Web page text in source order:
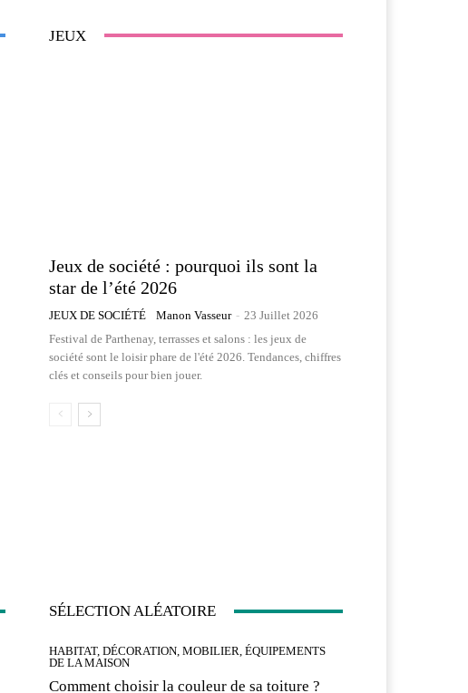
JEUX
Jeux de société : pourquoi ils sont la
star de l’été 2026
JEUX DE SOCIÉTÉ Manon Vasseur - 23 Juillet 2026
Festival de Parthenay, terrasses et salons : les jeux de
société sont le loisir phare de l'été 2026. Tendances, chiffres
clés et conseils pour bien jouer.
SÉLECTION ALÉATOIRE
HABITAT, DÉCORATION, MOBILIER, ÉQUIPEMENTS
DE LA MAISON
Comment choisir la couleur de sa toiture ?